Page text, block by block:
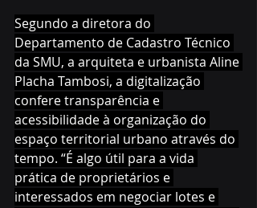
Segundo a diretora do
Departamento de Cadastro Técnico
da SMU, a arquiteta e urbanista Aline
Placha Tambosi, a digitalização
confere transparência e
acessibilidade à organização do
espaço territorial urbano através do
tempo. “É algo útil para a vida
prática de proprietários e
interessados em negociar lotes e